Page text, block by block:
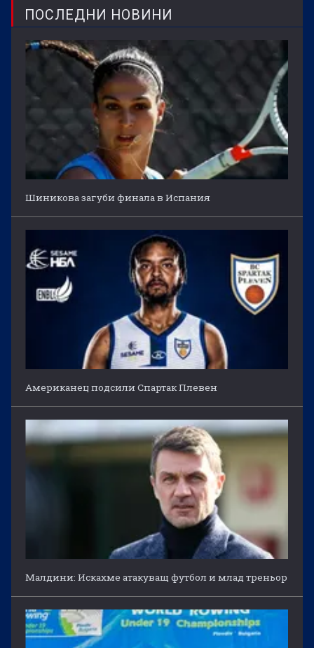
ПОСЛЕДНИ НОВИНИ
Шиникова загуби финала в Испания
Американец подсили Спартак Плевен
Малдини: Искахме атакуващ футбол и млад треньор